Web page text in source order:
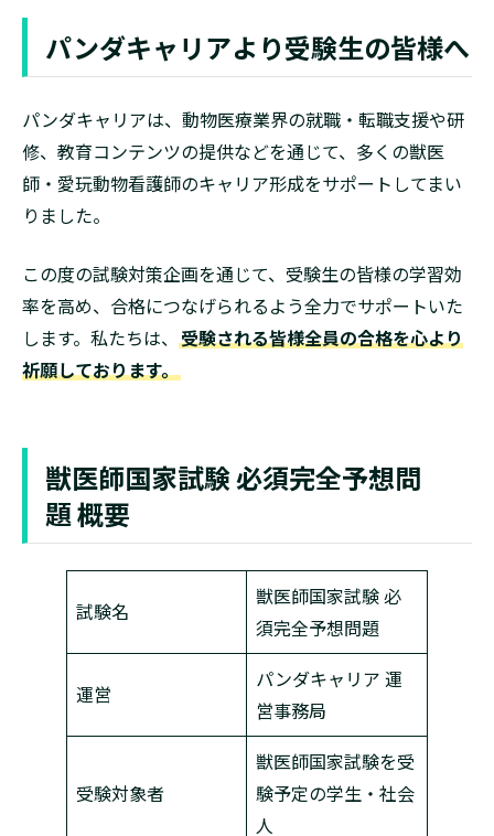
パンダキャリアより受験生の皆様へ
パンダキャリアは、動物医療業界の就職・転職支援や研
修、教育コンテンツの提供などを通じて、多くの獣医
師・愛玩動物看護師のキャリア形成をサポートしてまい
りました。
この度の試験対策企画を通じて、受験生の皆様の学習効
率を高め、合格につなげられるよう全力でサポートいた
します。私たちは、 受験される皆様全員の合格を心より
祈願しております。
獣医師国家試験 必須完全予想問
題 概要
試験名
獣医師国家試験 必
須完全予想問題
運営
パンダキャリア 運
営事務局
受験対象者
獣医師国家試験を受
験予定の学生・社会
人